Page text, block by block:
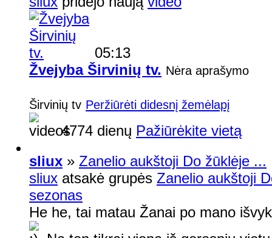
05:13
Žvejyba Širvinių tv. Nėra aprašymo
Širvinių tv Peržiūrėti didesnį žemėlapį
4774 dienų Pažiūrėkite vietą
sliux » Zanelio aukštoji Do žūklėje ...
sliux atsakė grupės Zanelio aukštoji
sezonas
He he, tai matau Žanai po mano